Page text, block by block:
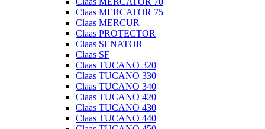
Claas MERCATOR 75
Claas MERCUR
Claas PROTECTOR
Claas SENATOR
Claas SF
Claas TUCANO 320
Claas TUCANO 330
Claas TUCANO 340
Claas TUCANO 420
Claas TUCANO 430
Claas TUCANO 440